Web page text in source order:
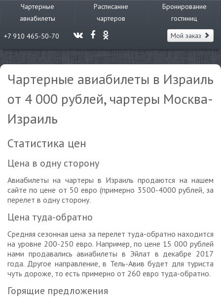
Чартерные
авиабилеты
Расписание
чартеров
Бронирование
гостиниц
+7 910 465-50-70
Мой заказ
Чартерные авиабилеты в Израиль
от 4 000 рублей, чартеры Москва-
Израиль
Статистика цен
Цена в одну сторону
Авиабилеты на чартеры в Израиль продаются на нашем
сайте по цене от 50 евро (примерно 3500-4000 рублей, за
перелет в одну сторону.
Цена туда-обратно
Средняя сезонная цена за перелет туда-обратно находится
на уровне 200-250 евро. Например, по цене 15 000 рублей
нами продавались авиабилеты в Эйлат в декабре 2017
года. Другое направление, в Тель-Авив будет для туриста
чуть дороже, то есть примерно от 260 евро туда-обратно.
Горящие предложения